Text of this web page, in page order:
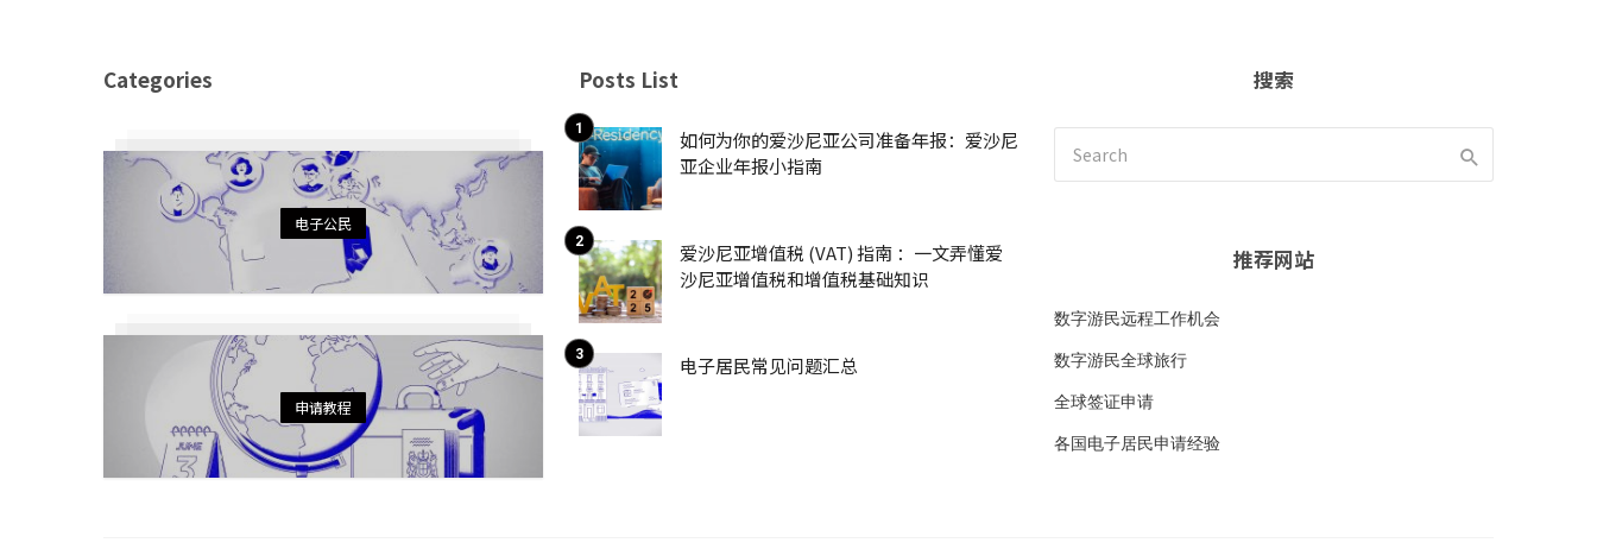
Categories
电子公民
申请教程
Posts List
如何为你的爱沙尼亚公司准备年报：爱沙尼
亚企业年报小指南
爱沙尼亚增值税 (VAT) 指南 ：一文弄懂爱
沙尼亚增值税和增值税基础知识
电子居民常见问题汇总
搜索
推荐网站
数字游民远程工作机会
数字游民全球旅行
全球签证申请
各国电子居民申请经验